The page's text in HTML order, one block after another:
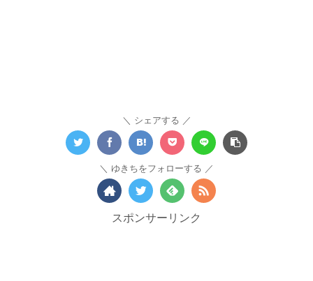
シェアする
ゆきちをフォローする
スポンサーリンク